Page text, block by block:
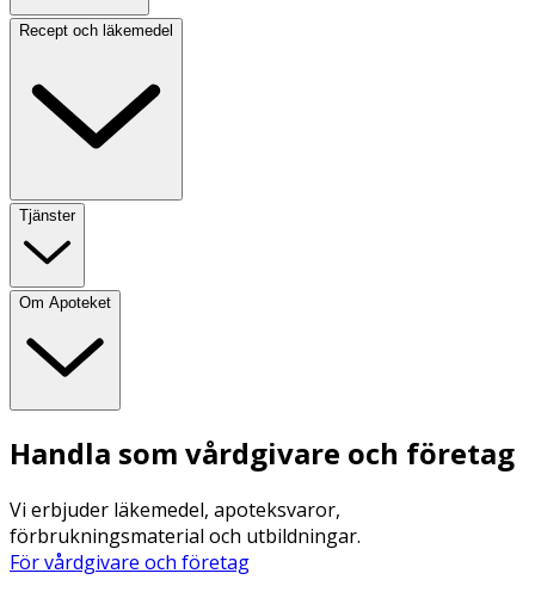
Recept och läkemedel
Tjänster
Om Apoteket
Handla som vårdgivare och företag
Vi erbjuder läkemedel, apoteksvaror,
förbrukningsmaterial och utbildningar.
För vårdgivare och företag